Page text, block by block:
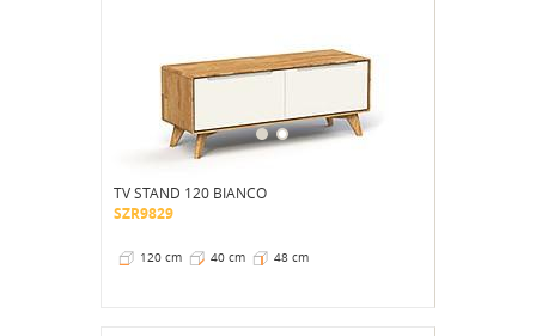
TV STAND 120 BIANCO
SZR9829
120 cm 40 cm 48 cm